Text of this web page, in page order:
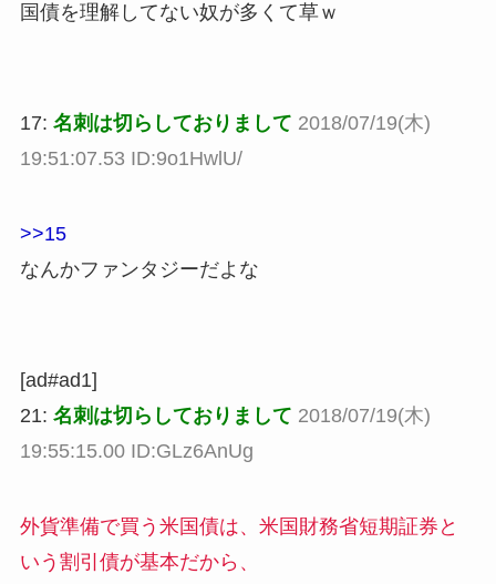
国債を理解してない奴が多くて草ｗ
17: 名刺は切らしておりまして 2018/07/19(木)
19:51:07.53 ID:9o1HwlU/
>>15
なんかファンタジーだよな
[ad#ad1]
21: 名刺は切らしておりまして 2018/07/19(木)
19:55:15.00 ID:GLz6AnUg
外貨準備で買う米国債は、米国財務省短期証券と
いう割引債が基本だから、